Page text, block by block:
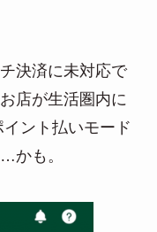
決済に未対応で
店が生活圏内に
ント払いモード
かも。